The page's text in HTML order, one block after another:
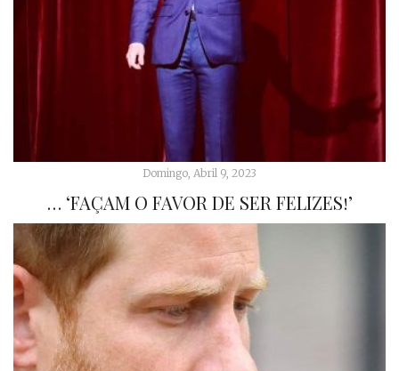
Domingo, Abril 9, 2023
… ‘FAÇAM O FAVOR DE SER FELIZES!’